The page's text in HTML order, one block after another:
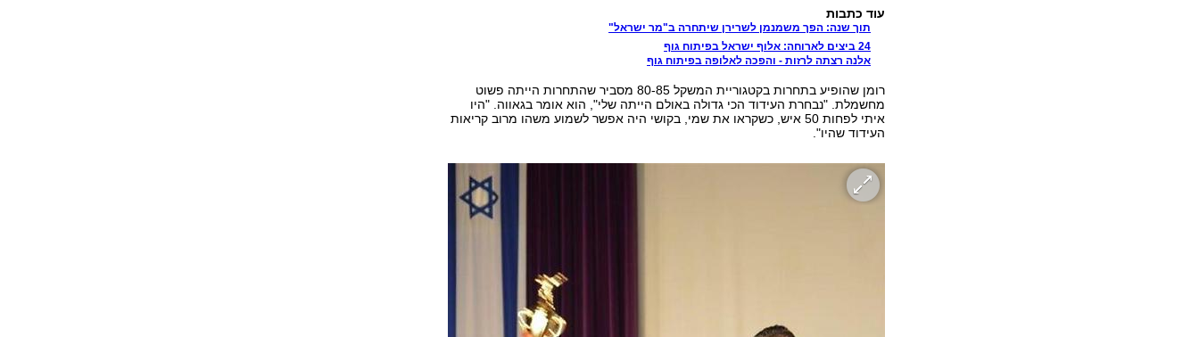
עוד כתבות
תוך שנה: הפך משמנמן לשרירן שיתחרה ב"מר ישראל"
24 ביצים לארוחה: אלוף ישראל בפיתוח גוף
אלנה רצתה לרזות - והפכה לאלופה בפיתוח גוף
רומן שהופיע בתחרות בקטגוריית המשקל 80-85 מסביר שהתחרות הייתה פשוט
מחשמלת. "נבחרת העידוד הכי גדולה באולם הייתה שלי", הוא אומר בגאווה. "היו
איתי לפחות 50 איש, כשקראו את שמי, בקושי היה אפשר לשמוע משהו מרוב קריאות
העידוד שהיו".